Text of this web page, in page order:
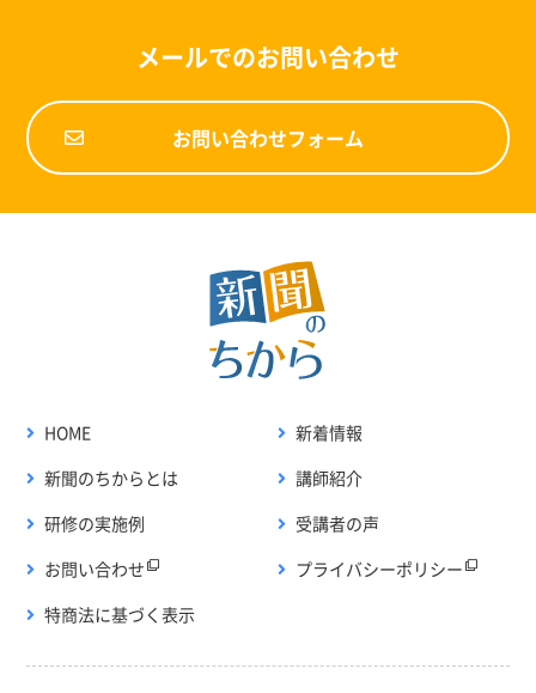
メールでのお問い合わせ
お問い合わせフォーム
HOME
新着情報
新聞のちからとは
講師紹介
研修の実施例
受講者の声
お問い合わせ
プライバシーポリシー
特商法に基づく表示